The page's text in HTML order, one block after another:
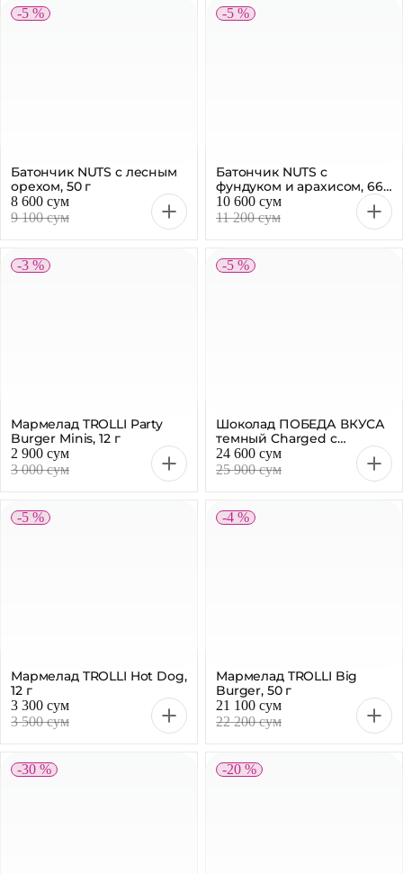
-5 %
Батончик NUTS с лесным
орехом, 50 г
8 600 сум
9 100 сум
-5 %
Батончик NUTS с
фундуком и арахисом, 66
г10 600 сум
11 200 сум
-3 %
Мармелад TROLLI Party
Burger Minis, 12 г
2 900 сум
3 000 сум
-5 %
24 600 сум
25 900 сум
-5 % -4 %
Мармелад TROLLI Pop Eye,
18.8 г
6 900 сум
Жевательная резинка
RELAX Watermelon, 13.5 г
4 400 сум